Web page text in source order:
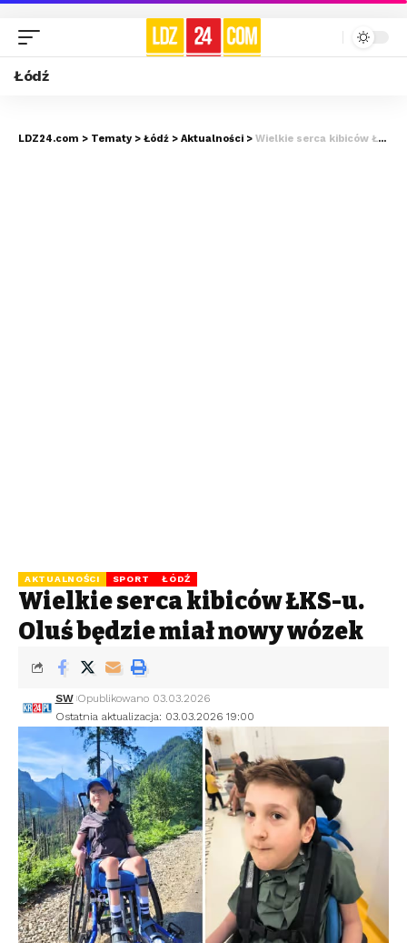
Łódź
LDZ24.com > Tematy > Łódź > Aktualności > Wielkie serca kibiców ŁKS-u. Oluś będzie miał nowy wózek
AKTUALNOŚCI SPORT ŁÓDŹ
Wielkie serca kibiców ŁKS-u.
Oluś będzie miał nowy wózek
Ostatnia aktualizacja: 03.03.2026 19:00
SW Opublikowano 03.03.2026